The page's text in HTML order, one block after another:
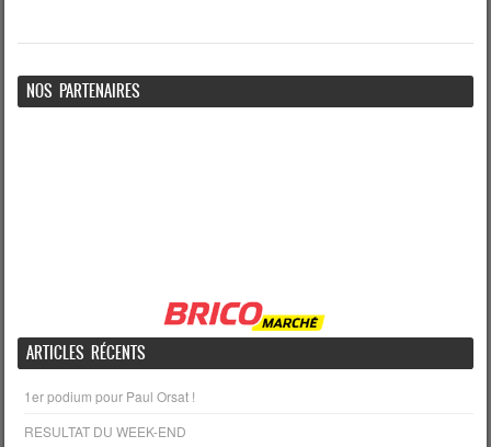
NOS PARTENAIRES
ARTICLES RÉCENTS
1er podium pour Paul Orsat !
RESULTAT DU WEEK-END